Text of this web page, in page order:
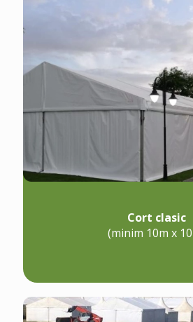
Cort clasic
(minim 10m x